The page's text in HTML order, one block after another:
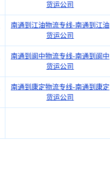
货运公司
南通到江油物流专线-南通到江油
货运公司
南通到阆中物流专线-南通到阆中
货运公司
南通到康定物流专线-南通到康定
货运公司